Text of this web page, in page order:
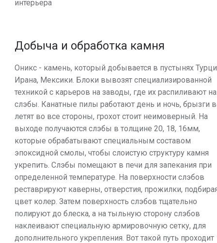
Добыча и обработка камня
Оникс - камень, который добывается в пустынях
Ирана, Мексики. Блоки вывозят специализированной
техникой с карьеров на заводы, где их распиливают на
слэбы. Канатные пилы работают день и ночь, брызги
летят во все стороны, грохот стоит неимоверный. На
выходе получаются слэбы в толщине 20, 18, 16мм,
которые обрабатывают специальным составом
эпоксидной смолы, чтобы слоистую структуру камня
укрепить. Слэбы помещают в печи для запекания при
определенной температуре. На поверхности слэбов
реставрируют каверны, отверстия, прожилки,
цвет колер. Затем поверхность слэбов тщательно
полируют до блеска, а на тыльную сторону слэбов
наклеивают специальную армировочную сетку, для
дополнительного укрепления. Вот такой путь проходит